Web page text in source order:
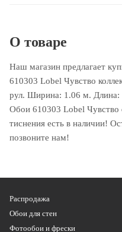
О товаре
Наш магазин предлагает
610303 Lobel Чувство
рул. Ширина: 1.06 м. Длина:
Обои 610303 Lobel Чувство
тиснения есть в наличии!
позвоните нам!
Распродажа
Обои для стен
Фотообои и фрески